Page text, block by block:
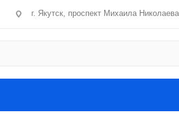
г. Якутск, проспект Михаила